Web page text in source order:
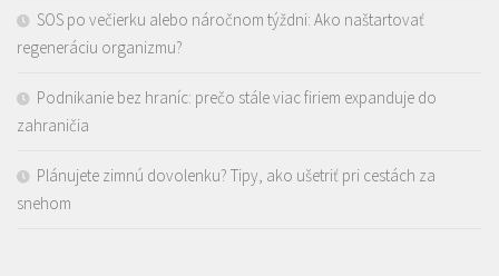
SOS po večierku alebo náročnom týždni: Ako naštartovať
regeneráciu organizmu?
Podnikanie bez hraníc: prečo stále viac firiem expanduje do
zahraničia
Plánujete zimnú dovolenku? Tipy, ako ušetriť pri cestách za
snehom